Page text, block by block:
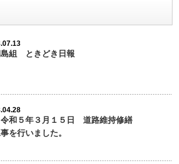
組 ときどき日報
令和５年３月１５日 道路維持修繕
を行いました。